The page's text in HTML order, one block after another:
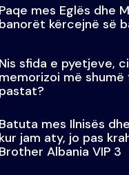
Paqe mes Eglës dhe
banorët kërcejnë së
Nis sfida e pyetjeve,
memorizoi më
pastat?
Batuta mes Ilnisës
kur jam aty, jo pas
Brother Albania VIP 3